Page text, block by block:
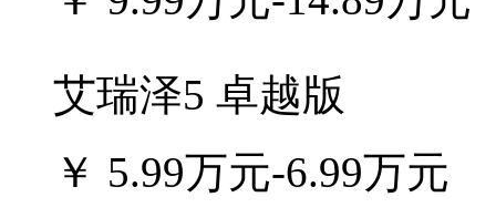
艾瑞泽5 卓越版
￥ 5.99万元-6.99万元